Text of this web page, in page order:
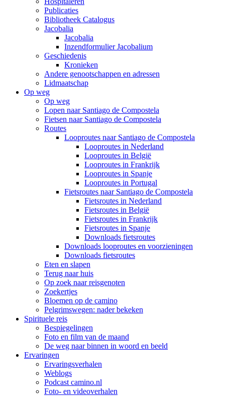
Publicaties
Bibliotheek Catalogus
Jacobalia
Jacobalia
Inzendformulier Jacobalium
Geschiedenis
Kronieken
Andere genootschappen en adressen
Lidmaatschap
Op weg
Op weg
Lopen naar Santiago de Compostela
Fietsen naar Santiago de Compostela
Routes
Looproutes naar Santiago de Compostela
Looproutes in Nederland
Looproutes in België
Looproutes in Frankrijk
Looproutes in Spanje
Looproutes in Portugal
Fietsroutes naar Santiago de Compostela
Fietsroutes in Nederland
Fietsroutes in België
Fietsroutes in Frankrijk
Fietsroutes in Spanje
Downloads fietsroutes
Downloads looproutes en voorzieningen
Downloads fietsroutes
Eten en slapen
Terug naar huis
Op zoek naar reisgenoten
Zoekertjes
Bloemen op de camino
Pelgrimswegen: nader bekeken
Spirituele reis
Bespiegelingen
Foto en film van de maand
De weg naar binnen in woord en beeld
Ervaringen
Ervaringsverhalen
Weblogs
Podcast camino.nl
Foto- en videoverhalen